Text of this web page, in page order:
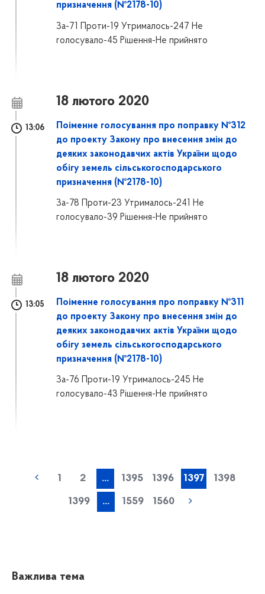
призначення (№2178-10)
За-71 Проти-19 Утрималось-247 Не
голосувало-45 Рішення-Не прийнято
18 лютого 2020
13:06
Поіменне голосування про поправку №312
до проекту Закону про внесення змін до
деяких законодавчих актів України щодо
обігу земель сільськогосподарського
призначення (№2178-10)
За-78 Проти-23 Утрималось-241 Не
голосувало-39 Рішення-Не прийнято
18 лютого 2020
13:05
Поіменне голосування про поправку №311
до проекту Закону про внесення змін до
деяких законодавчих актів України щодо
обігу земель сільськогосподарського
призначення (№2178-10)
За-76 Проти-19 Утрималось-245 Не
голосувало-43 Рішення-Не прийнято
1 2 ... 1395 1396 1397 1398
1399 ... 1559 1560
Важлива тема